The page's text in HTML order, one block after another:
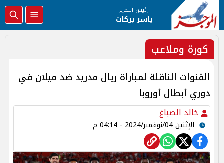
رئيس التحرير
ياسر بركات
كورة وملاعب
القنوات الناقلة لمباراة ريال مدريد ضد ميلان في
دوري أبطال أوروبا
خالد الصباغ
الإثنين 04/نوفمبر/2024 - 04:14 م